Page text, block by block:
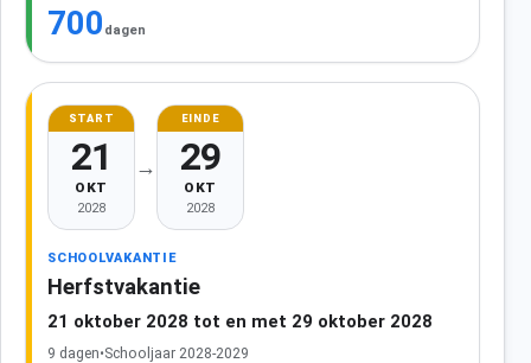
700 dagen
START
21
OKT
2028
→
EINDE
29
OKT
2028
SCHOOLVAKANTIE
Herfstvakantie
21 oktober 2028 tot en met 29 oktober 2028
9 dagen•Schooljaar 2028-2029